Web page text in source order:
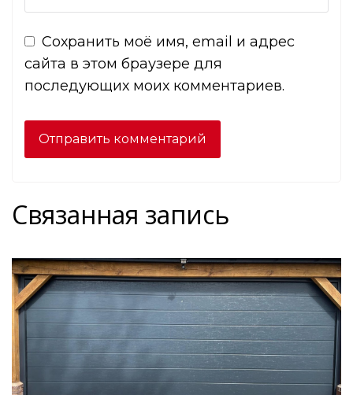
Сохранить моё имя, email и адрес
сайта в этом браузере для
последующих моих комментариев.
Связанная запись